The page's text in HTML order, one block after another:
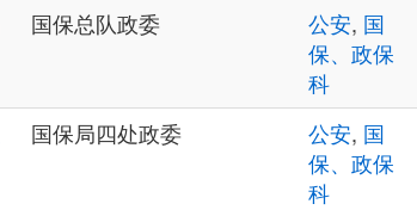
国保总队政委 公安, 国
保、政保
科
国保局四处政委 公安, 国
保、政保
科